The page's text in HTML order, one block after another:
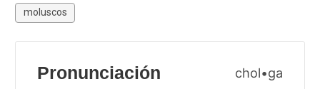
moluscos
Pronunciación chol•ga